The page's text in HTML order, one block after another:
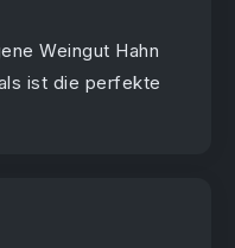
Weingut Hahn
ist die perfekte